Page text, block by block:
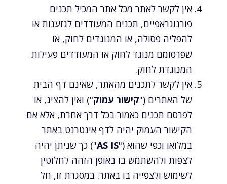
אין לקשר לאתר מכל אתר המכיל תכנים
פורנוגראפיים, תכנים המעודדים לגזענות או
להפליה פסולה, או המנוגדים לחוק, או
שפרסומם מנוגד לחוק או המעודדים פעילות
המנוגדת לחוק.
אין לקשר לתכנים מהאתר, שאינם דף הבית
של האתרים ("קישור עמוק") ואין להציג, או
לפרסם תכנים כאמור בכל דרך אחרת, אלא אם
הקישור העמוק יהיה לדף אינטרנט באתר
במלואו וכפי שהוא ("AS IS") כך שניתן יהיה
לצפות ולהשתמש בו באופן הזהה לחלוטין
לשימוש ולצפייה בו באתר. במסגרת זו, חל